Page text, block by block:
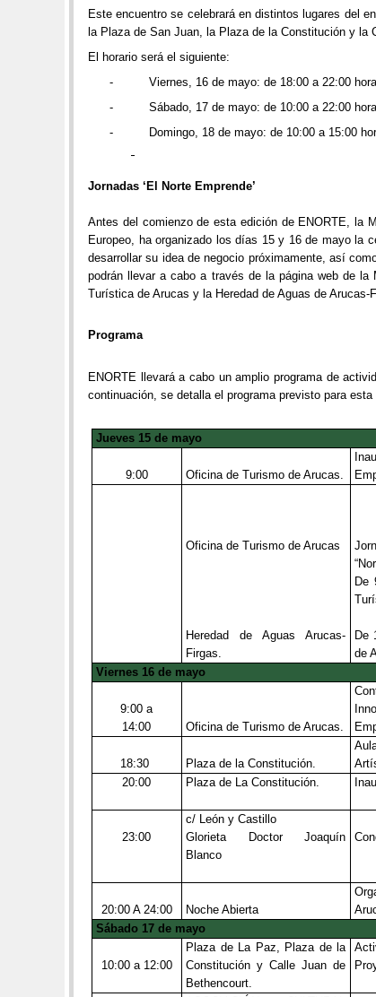
Este encuentro se celebrará en distintos lugares del
la Plaza de San Juan, la Plaza de la Constitución y la
El horario será el siguiente:
- Viernes, 16 de mayo: de 18:00 a 22:00
- Sábado, 17 de mayo: de 10:00 a 22:00
-
Domingo, 18 de mayo: de 10:00 a 15:00
Jornadas ‘El Norte Emprende’
Antes del comienzo de esta edición de ENORTE, la
Europeo, ha organizado los días 15 y 16 de mayo la
desarrollar su idea de negocio próximamente, así
podrán llevar a cabo a través de la página web de la
Turística de Arucas y la Heredad de Aguas de Arucas-
Programa
ENORTE llevará a cabo un amplio programa de
continuación, se detalla el programa previsto para esta
Jueves 15 de mayo
9:00 Oficina de Turismo de Arucas.
Oficina de Turismo de Arucas
Heredad de Aguas Arucas-
Firgas.
De
De
de
Viernes 16 de mayo
9:00 a
14:00
Oficina de Turismo de Arucas.
18:30 Plaza de la Constitución.
20:00
Plaza de La Constitución.
23:00
c/ León y Castillo
Glorieta Doctor Joaquín
Blanco
20:00 A 24:00 Noche Abierta
Sábado 17 de mayo
10:00 a 12:00
Plaza de La Paz, Plaza de la
Constitución y Calle Juan de
Bethencourt.